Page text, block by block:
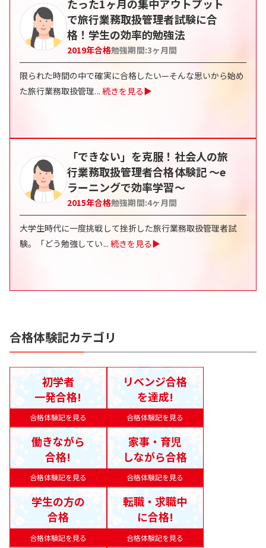
たった1ヶ月の集中アウトプット
で旅行業務取扱管理者試験に合
格！学生の効率的勉強法
2019年合格勉強期間:3ヶ月間
限られた時間の中で確実に合格したい—そんな思いから始め
た旅行業務取扱管理... 続きを見る▶
「できない」を克服！社会人の旅
行業務取扱管理者合格体験記 〜e
ラーニングで効率学習〜
2015年合格勉強期間:4ヶ月間
大学生時代に一度挑戦して挫折した旅行業務取扱管理者試
験。「どう勉強してい... 続きを見る▶
合格体験記カテゴリ
合格体験記を見る
初学者
一発合格!
合格体験記を見る
リベンジ合格
を達成!
合格体験記を見る
働きながら
合格!
合格体験記を見る
家事・育児
しながら合格
合格体験記を見る
学生の方の
合格
合格体験記を見る
転職・求職中
に合格!